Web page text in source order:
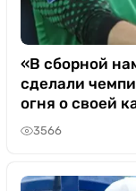
«В сборной
сделали
огня о своей
3566